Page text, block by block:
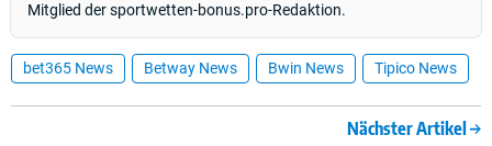
Mitglied der sportwetten-bonus.pro-Redaktion.
bet365 News Betway News Bwin News Tipico News
Nächster Artikel